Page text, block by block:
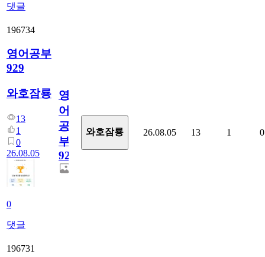
댓글
196734
영어공부
929
와호잠룡
13
1
0
26.08.05
0
댓글
영
어
공
부
929
와호잠룡 26.08.05 13 1 0
196731